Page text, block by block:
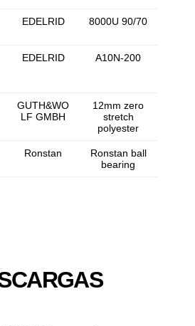
EDELRID 8000U 90/70
EDELRID A10N-200
GUTH&WO
LF GMBH
12mm zero
stretch
polyester
Ronstan
Ronstan ball
bearing